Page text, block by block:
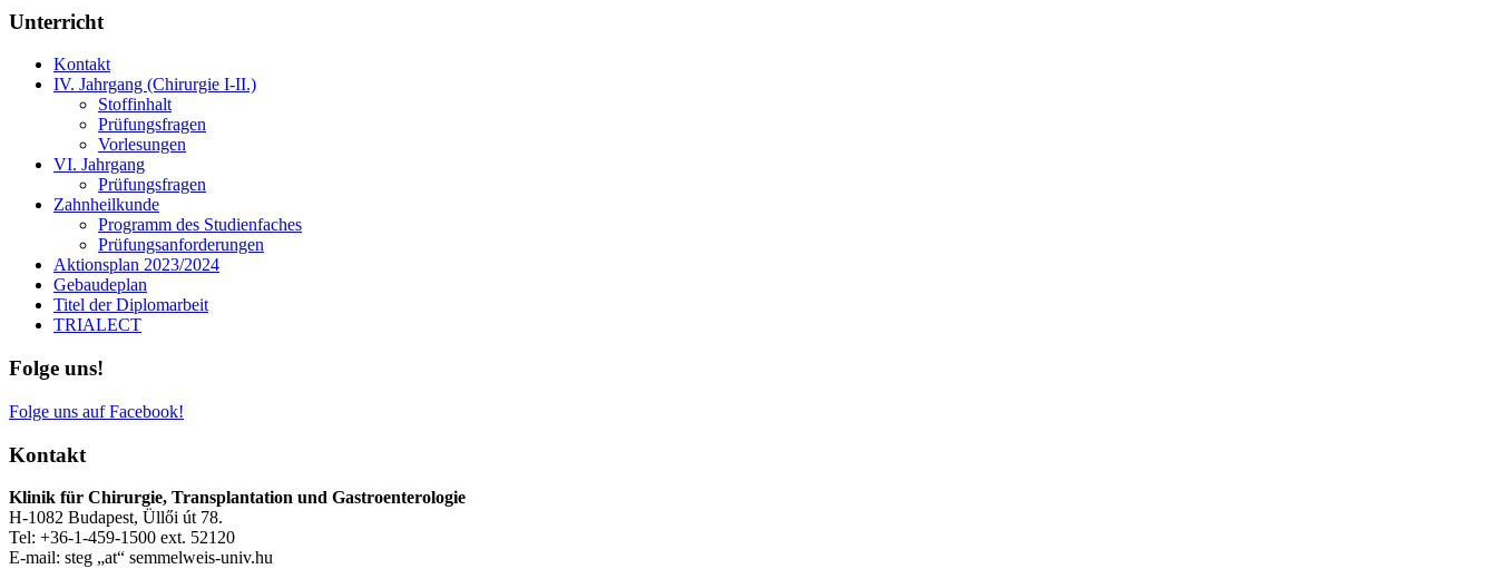
Unterricht
Kontakt
IV. Jahrgang (Chirurgie I-II.)
Stoffinhalt
Prüfungsfragen
Vorlesungen
VI. Jahrgang
Prüfungsfragen
Zahnheilkunde
Programm des Studienfaches
Prüfungsanforderungen
Aktionsplan 2023/2024
Gebaudeplan
Titel der Diplomarbeit
TRIALECT
Folge uns!
Folge uns auf Facebook!
Kontakt
Klinik für Chirurgie, Transplantation und Gastroenterologie
H-1082 Budapest, Üllői út 78.
Tel: +36-1-459-1500 ext. 52120
E-mail: steg „at“ semmelweis-univ.hu